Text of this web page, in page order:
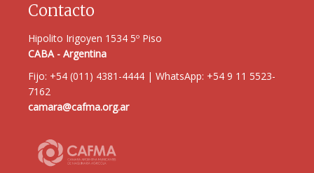
Contacto
Hipolito Irigoyen 1534 5º Piso
CABA - Argentina
Fijo: +54 (011) 4381-4444 | WhatsApp: +54 9 11 5523-
7162
camara@cafma.org.ar